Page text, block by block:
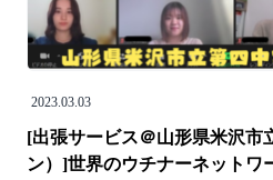
2023.03.03
[出張サービス＠山形県米沢市
ン）]世界のウチナーネットワ